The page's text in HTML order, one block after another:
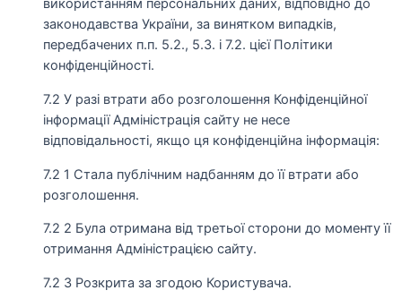
використанням персональних даних, відповідно до
законодавства України, за винятком випадків,
передбачених п.п. 5.2., 5.3. і 7.2. цієї Політики
конфіденційності.
7.2 У разі втрати або розголошення Конфіденційної
інформації Адміністрація сайту не несе
відповідальності, якщо ця конфіденційна інформація:
7.2 1 Стала публічним надбанням до її втрати або
розголошення.
7.2 2 Була отримана від третьої сторони до моменту її
отримання Адміністрацією сайту.
7.2 3 Розкрита за згодою Користувача.